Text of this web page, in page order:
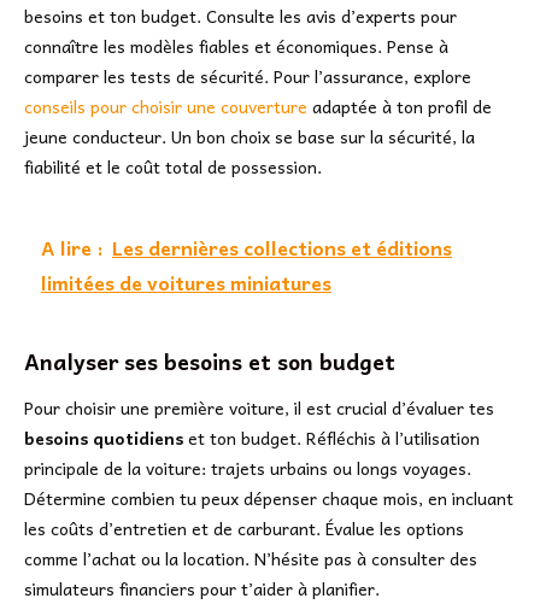
besoins et ton budget. Consulte les avis d’experts pour
connaître les modèles fiables et économiques. Pense à
comparer les tests de sécurité. Pour l’assurance, explore
conseils pour choisir une couverture adaptée à ton profil de
jeune conducteur. Un bon choix se base sur la sécurité, la
fiabilité et le coût total de possession.
A lire : Les dernières collections et éditions
limitées de voitures miniatures
Analyser ses besoins et son budget
Pour choisir une première voiture, il est crucial d’évaluer tes
besoins quotidienset ton budget. Réfléchis à l’utilisation
principale de la voiture: trajets urbains ou longs voyages.
Détermine combien tu peux dépenser chaque mois, en incluant
les coûts d’entretien et de carburant. Évalue les options
comme l’achat ou la location. N’hésite pas à consulter des
simulateurs financiers pour t’aider à planifier.